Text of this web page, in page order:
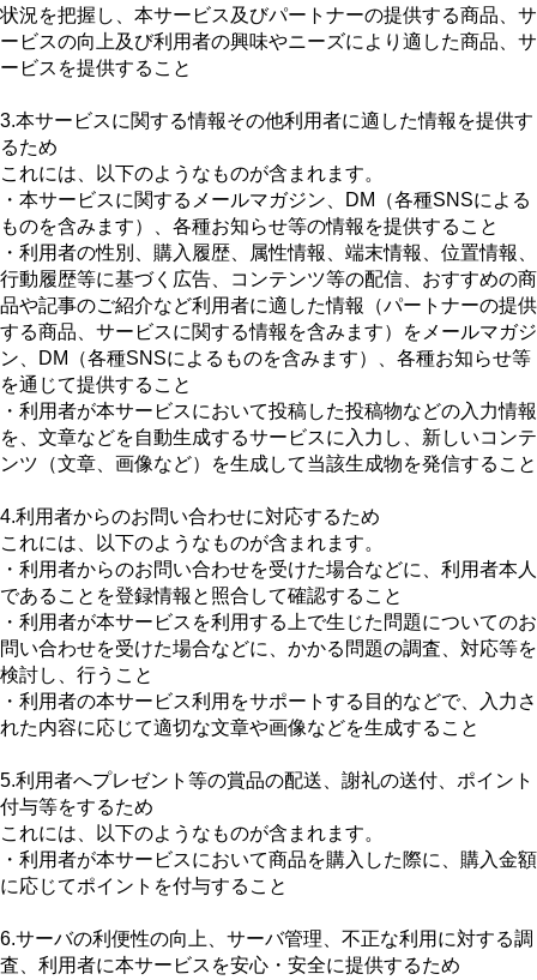
状況を把握し、本サービス及びパートナーの提供する商品、サ
ービスの向上及び利用者の興味やニーズにより適した商品、サ
ービスを提供すること
3.本サービスに関する情報その他利用者に適した情報を提供す
るため
これには、以下のようなものが含まれます。
・本サービスに関するメールマガジン、DM（各種SNSによる
ものを含みます）、各種お知らせ等の情報を提供すること
・利用者の性別、購入履歴、属性情報、端末情報、位置情報、
行動履歴等に基づく広告、コンテンツ等の配信、おすすめの商
品や記事のご紹介など利用者に適した情報（パートナーの提供
する商品、サービスに関する情報を含みます）をメールマガジ
ン、DM（各種SNSによるものを含みます）、各種お知らせ等
を通じて提供すること
・利用者が本サービスにおいて投稿した投稿物などの入力情報
を、文章などを自動生成するサービスに入力し、新しいコンテ
ンツ（文章、画像など）を生成して当該生成物を発信すること
4.利用者からのお問い合わせに対応するため
これには、以下のようなものが含まれます。
・利用者からのお問い合わせを受けた場合などに、利用者本人
であることを登録情報と照合して確認すること
・利用者が本サービスを利用する上で生じた問題についてのお
問い合わせを受けた場合などに、かかる問題の調査、対応等を
検討し、行うこと
・利用者の本サービス利用をサポートする目的などで、入力さ
れた内容に応じて適切な文章や画像などを生成すること
5.利用者へプレゼント等の賞品の配送、謝礼の送付、ポイント
付与等をするため
これには、以下のようなものが含まれます。
・利用者が本サービスにおいて商品を購入した際に、購入金額
に応じてポイントを付与すること
6.サーバの利便性の向上、サーバ管理、不正な利用に対する調
査、利用者に本サービスを安心・安全に提供するため